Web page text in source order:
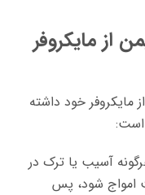
از مایکروفر
مایکروفر خود داشته
است:
آسیب یا ترک در
امواج شود، پس